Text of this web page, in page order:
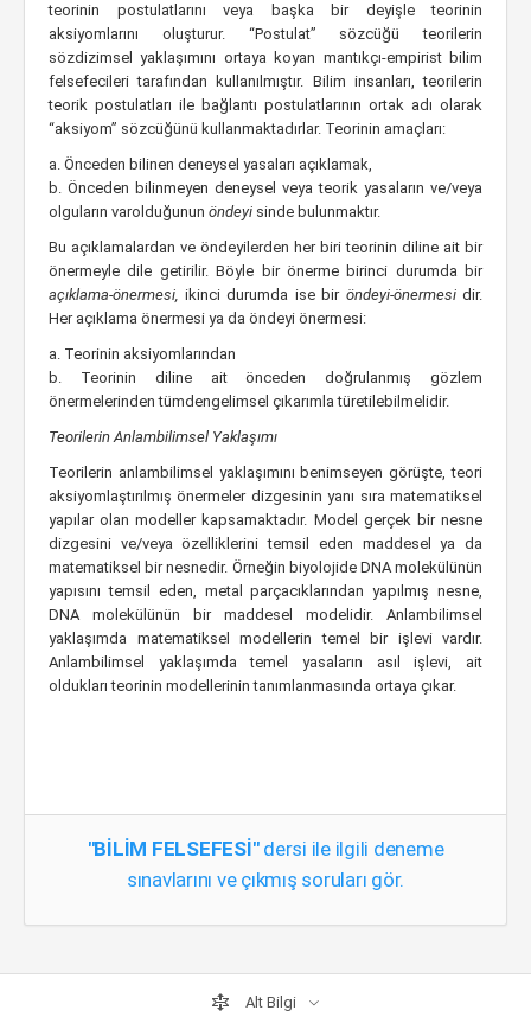
teorinin postulatlarını veya başka bir deyişle teorinin
aksiyomlarını oluşturur. “Postulat” sözcüğü teorilerin
sözdizimsel yaklaşımını ortaya koyan mantıkçı-empirist bilim
felsefecileri tarafından kullanılmıştır. Bilim insanları, teorilerin
teorik postulatları ile bağlantı postulatlarının ortak adı olarak
“aksiyom” sözcüğünü kullanmaktadırlar. Teorinin amaçları:
a. Önceden bilinen deneysel yasaları açıklamak,
b. Önceden bilinmeyen deneysel veya teorik yasaların ve/veya
olguların varolduğunun öndeyi sinde bulunmaktır.
Bu açıklamalardan ve öndeyilerden her biri teorinin diline ait bir
önermeyle dile getirilir. Böyle bir önerme birinci durumda bir
açıklama-önermesi, ikinci durumda ise bir öndeyi-önermesi dir.
Her açıklama önermesi ya da öndeyi önermesi:
a. Teorinin aksiyomlarından
b. Teorinin diline ait önceden doğrulanmış gözlem
önermelerinden tümdengelimsel çıkarımla türetilebilmelidir.
Teorilerin Anlambilimsel Yaklaşımı
Teorilerin anlambilimsel yaklaşımını benimseyen görüşte, teori
aksiyomlaştırılmış önermeler dizgesinin yanı sıra matematiksel
yapılar olan modeller kapsamaktadır. Model gerçek bir nesne
dizgesini ve/veya özelliklerini temsil eden maddesel ya da
matematiksel bir nesnedir. Örneğin biyolojide DNA molekülünün
yapısını temsil eden, metal parçacıklarından yapılmış nesne,
DNA molekülünün bir maddesel modelidir. Anlambilimsel
yaklaşımda matematiksel modellerin temel bir işlevi vardır.
Anlambilimsel yaklaşımda temel yasaların asıl işlevi, ait
oldukları teorinin modellerinin tanımlanmasında ortaya çıkar.
"BİLİM FELSEFESİ"dersi ile ilgili deneme
sınavlarını ve çıkmış soruları gör.
Alt Bilgi